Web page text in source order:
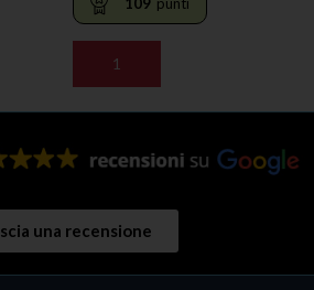
AGGIUNGI AL CARRELLO
una recensione